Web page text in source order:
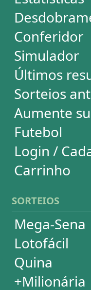
Mega-Sena
Lotofácil
Quina
+Milionária
Dia de Sorte
Super Sete
Timemania
Dupla-Sena
Lotomania
Loteria Federal
Lotogol
Powerball
Mega Millions
Euromillions
ESTATÍSTICAS